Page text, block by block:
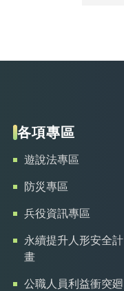
各項專區
遊說法專區
防災專區
兵役資訊專區
永續提升人形安全計
畫
公職人員利益衝突廻